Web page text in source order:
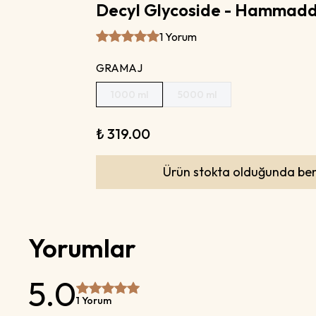
Decyl Glycoside -
1 Yorum
GRAMAJ
₺ 319.00
Ürün stokta olduğunda
Yorumlar
5.01 Yorum